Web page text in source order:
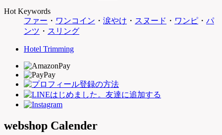
Hot Keywords
ファー ・ ワンコイン ・ 涙やけ ・ スヌード ・ ワンピ ・ パ
ンツ ・ スリング
Hotel Trimming
webshop Calender